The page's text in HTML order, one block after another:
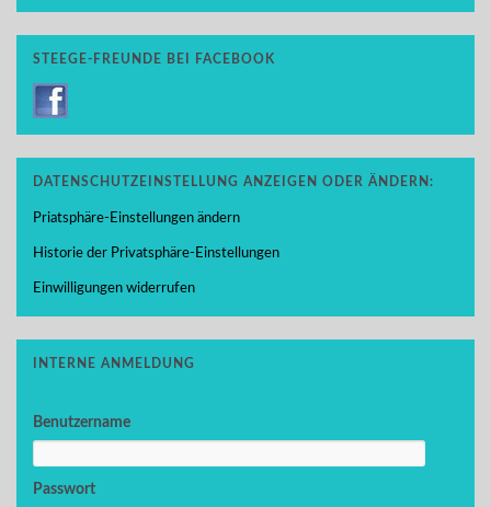
STEEGE-FREUNDE BEI FACEBOOK
DATENSCHUTZEINSTELLUNG ANZEIGEN ODER ÄNDERN:
Priatsphäre-Einstellungen ändern
Historie der Privatsphäre-Einstellungen
Einwilligungen widerrufen
INTERNE ANMELDUNG
Benutzername
Passwort